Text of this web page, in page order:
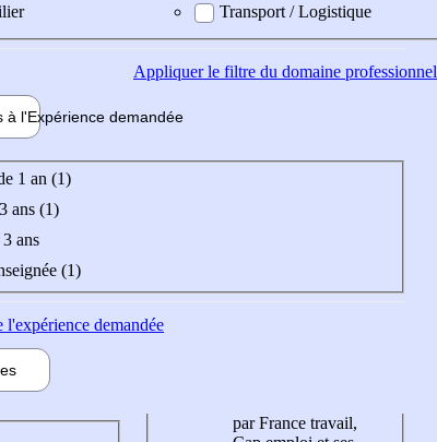
Transport / Logistique
Appliquerle filtre du domaine professionnel
à l'Expérience demandée
1 an (1)
ans (1)
ans
(1)
demandée
par France travail,